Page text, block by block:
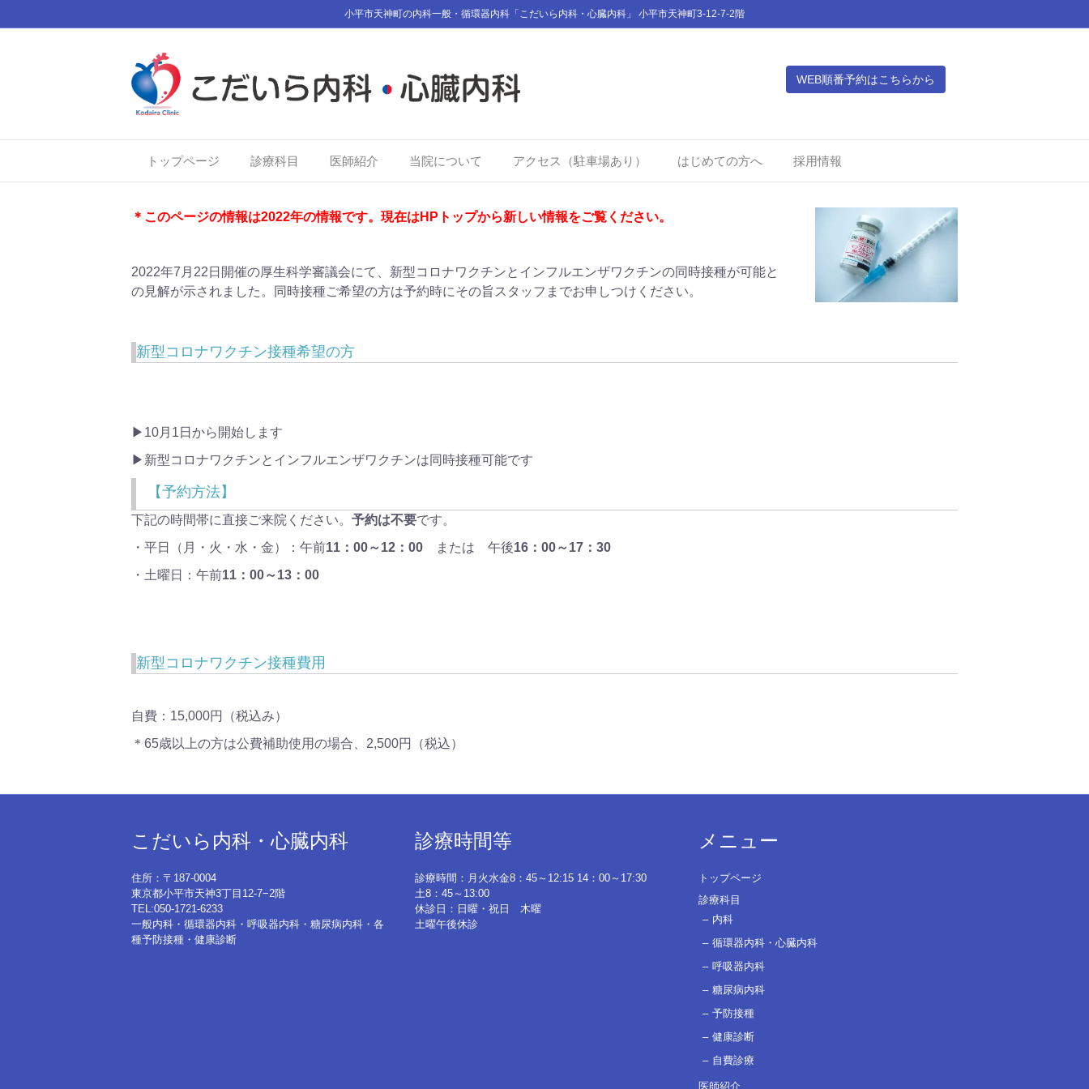
小平市天神町の内科一般・循環器内科「こだいら内科・心臓内科」 小平市天神町3-12-7-2階
WEB順番予約はこちらから
トップページ 診療科目 医師紹介 当院について アクセス（駐車場あり） はじめての方へ 採用情報
新型コロナワクチン
＊このページの情報は2022年の情報です。現在はHPトップから新しい情報をご覧ください。
2022年7月22日開催の厚生科学審議会にて、新型コロナワクチンとインフルエンザワクチンの同時接種が可能と
の見解が示されました。同時接種ご希望の方は予約時にその旨スタッフまでお申しつけください。
新型コロナワクチン接種希望の方
▶10月1日から開始します
▶新型コロナワクチンとインフルエンザワクチンは同時接種可能です
【予約方法】
下記の時間帯に直接ご来院ください。 予約は不要です。
・平日（月・火・水・金）：午前11：00～12：00 または 午後16：00～17：30
・土曜日：午前11：00～13：00
新型コロナワクチン接種費用
自費：15,000円（税込み）
＊65歳以上の方は公費補助使用の場合、2,500円（税込）
こだいら内科・心臓内科
住所：〒187-0004
東京都小平市天神3丁目12-7−2階
TEL:050-1721-6233
一般内科・循環器内科・呼吸器内科・糖尿病内科・各
種予防接種・健康診断
診療時間等
診療時間：月火水金8：45～12:15 14：00～17:30
土8：45～13:00
休診日：日曜・祝日 木曜
土曜午後休診
メニュー
トップページ
診療科目
内科
循環器内科・心臓内科
呼吸器内科
糖尿病内科
予防接種
健康診断
自費診療
医師紹介